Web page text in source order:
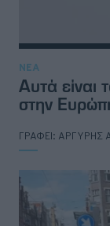
ΝΕΑ
Αυτά είναι
στην
ΓΡΑΦΕΙ: ΑΡΓΥΡΗΣ